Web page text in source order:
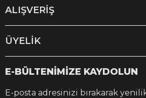
ALIŞVERİŞ
ÜYELİK
E-BÜLTENİMİZE KAYDOLUN
E-posta adresinizi bırakarak